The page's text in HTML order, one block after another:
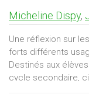
Micheline Dispy,
Une réflexion sur
forts différents
Destinés aux
cycle secondaire,